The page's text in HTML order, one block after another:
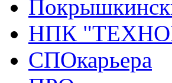
НПК
СПОкарьера